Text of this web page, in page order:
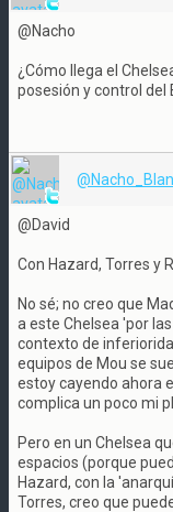
@Nacho
¿Cómo llega el
posesión y control del
@David
Con Hazard, Torres y
No sé; no creo que
a este Chelsea 'por
contexto de
equipos de Mou se
estoy cayendo ahora
complica un poco mi
Pero en un Chelsea
espacios (porque
Hazard, con la
Torres, creo que